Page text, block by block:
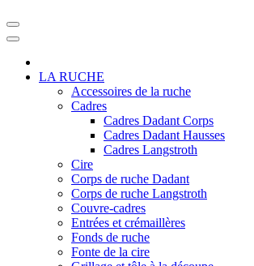
LA RUCHE
Accessoires de la ruche
Cadres
Cadres Dadant Corps
Cadres Dadant Hausses
Cadres Langstroth
Cire
Corps de ruche Dadant
Corps de ruche Langstroth
Couvre-cadres
Entrées et crémaillères
Fonds de ruche
Fonte de la cire